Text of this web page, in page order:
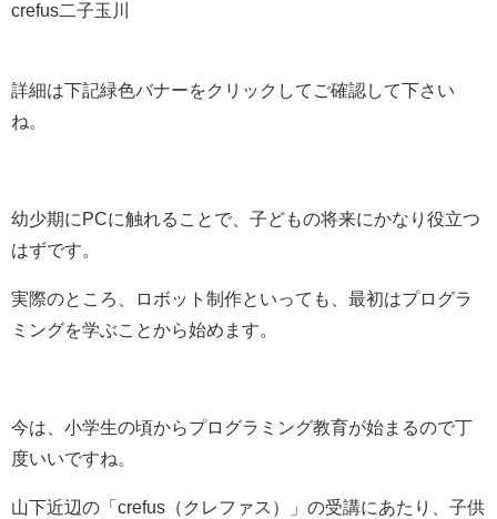
crefus二子玉川
詳細は下記緑色バナーをクリックしてご確認して下さい
ね。
幼少期にPCに触れることで、子どもの将来にかなり役立つ
はずです。
実際のところ、ロボット制作といっても、最初はプログラ
ミングを学ぶことから始めます。
今は、小学生の頃からプログラミング教育が始まるので丁
度いいですね。
山下近辺の「crefus（クレファス）」の受講にあたり、子供